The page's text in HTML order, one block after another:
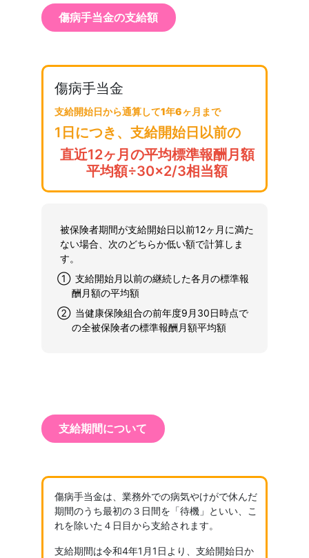
傷病手当金の支給額
傷病手当金
支給開始日から通算して1年6ヶ月まで
1日につき、支給開始日以前の
直近12ヶ月の平均標準報酬月額
平均額÷30×2/3相当額
被保険者期間が支給開始日以前12ヶ月に満た
ない場合、次のどちらか低い額で計算しま
す。
① 支給開始月以前の継続した各月の標準報
酬月額の平均額
② 当健康保険組合の前年度9月30日時点で
の全被保険者の標準報酬月額平均額
支給期間について
傷病手当金は、業務外での病気やけがで休んだ
期間のうち最初の３日間を「待機」といい、こ
れを除いた４日目から支給されます。
支給期間は令和4年1月1日より、支給開始日か